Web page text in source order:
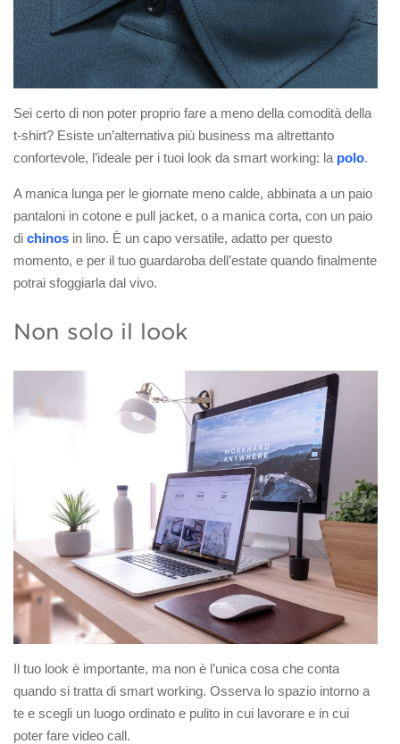
Sei certo di non poter proprio fare a meno della comodità della
t-shirt? Esiste un’alternativa più business ma altrettanto
confortevole, l’ideale per i tuoi look da smart working: la polo.
A manica lunga per le giornate meno calde, abbinata a un paio
pantaloni in cotone e pull jacket, o a manica corta, con un paio
di chinos in lino. È un capo versatile, adatto per questo
momento, e per il tuo guardaroba dell’estate quando finalmente
potrai sfoggiarla dal vivo.
Non solo il look
Il tuo look è importante, ma non è l’unica cosa che conta
quando si tratta di smart working. Osserva lo spazio intorno a
te e scegli un luogo ordinato e pulito in cui lavorare e in cui
poter fare video call.